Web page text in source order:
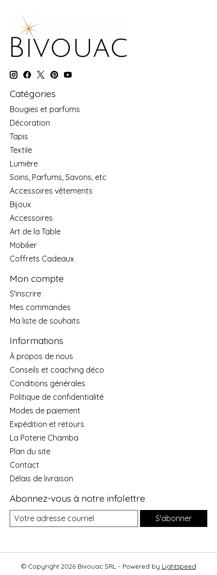
Catégories
Bougies et parfums
Décoration
Tapis
Textile
Lumière
Soins, Parfums, Savons, etc
Accessoires vêtements
Bijoux
Accessoires
Art de la Table
Mobilier
Coffrets Cadeaux
Mon compte
S'inscrire
Mes commandes
Ma liste de souhaits
Informations
À propos de nous
Conseils et coaching déco
Conditions générales
Politique de confidentialité
Modes de paiement
Expédition et retours
La Poterie Chamba
Plan du site
Contact
Délais de livraison
Abonnez-vous à notre infolettre
S'abonner
© Copyright 2026 Bivouac SRL - Powered by Lightspeed